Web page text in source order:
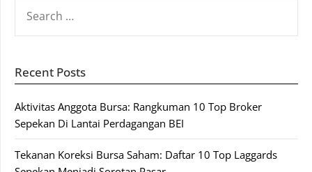
FOR:
Recent Posts
Aktivitas Anggota Bursa: Rangkuman 10 Top Broker
Sepekan Di Lantai Perdagangan BEI
Tekanan Koreksi Bursa Saham: Daftar 10 Top Laggards